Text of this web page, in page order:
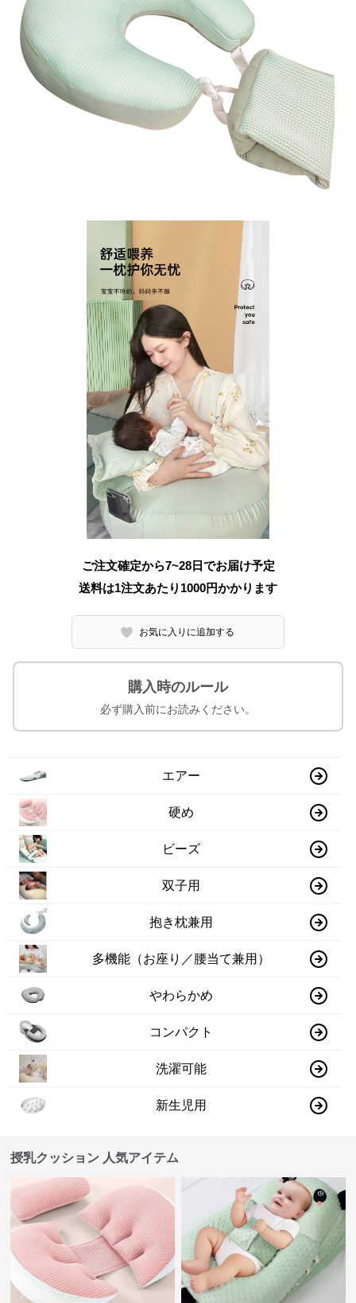
ご注文確定から7~28日でお届け予定
送料は1注文あたり 1000円かかります
お気に入りに追加する
購入時のルール
必ず購入前にお読みください。
エアー
硬め
ビーズ
双子用
抱き枕兼用
多機能（お座り／腰当て兼用）
やわらかめ
コンパクト
洗濯可能
新生児用
授乳クッション 人気アイテム